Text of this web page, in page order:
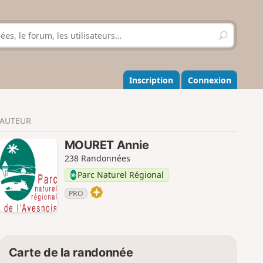
R
e
h
e
r
r
Inscription Connexion
AUTEUR
MOURET Annie
238 Randonnées
Parc Naturel Régional
PRO
Carte de la randonnée